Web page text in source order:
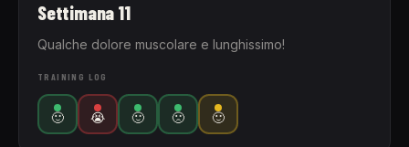
Settimana 11
Qualche dolore muscolare e lunghissimo!
TRAINING LOG
🙂 😭 🙂 🙁 🙂